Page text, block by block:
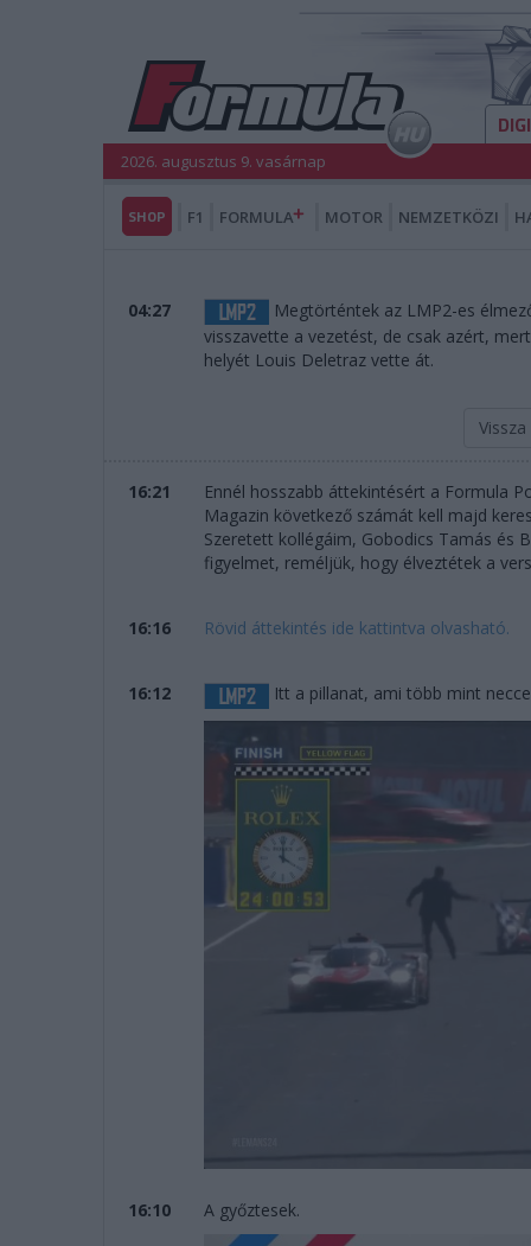
2026. augusztus 9. vasárnap
SHOP F1 FORMULA MOTOR NEMZETKÖZI
04:27
Megtörténtek az LMP2-es
visszavette a vezetést, de csak azért,
helyét Louis Deletraz vette át.
16:21
Ennél hosszabb áttekintésért a Formula
Magazin következő számát kell majd
Szeretett kollégáim, Gobodics Tamás és
figyelmet, reméljük, hogy élveztétek a
16:16 Rövid áttekintés ide kattintva olvasható.
16:12 Itt a pillanat, ami több mint
16:10 A győztesek.